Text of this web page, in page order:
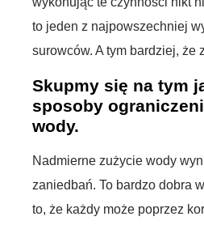
to jeden z najpowszechniej
surowców. A tym bardziej, że
Skupmy się na tym
sposoby
wody.
Nadmierne zużycie wody
zaniedbań. To bardzo dobra
to, że każdy może poprzez